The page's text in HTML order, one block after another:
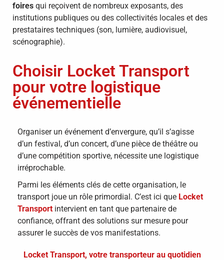
foires qui reçoivent de nombreux exposants, des
institutions publiques ou des collectivités locales et des
prestataires techniques (son, lumière, audiovisuel,
scénographie).
Choisir Locket Transport
pour votre logistique
événementielle
Organiser un événement d’envergure, qu’il s’agisse
d’un festival, d’un concert, d’une pièce de théâtre ou
d’une compétition sportive, nécessite une logistique
irréprochable.
Parmi les éléments clés de cette organisation, le
transport joue un rôle primordial. C’est ici que Locket
Transport intervient en tant que partenaire de
confiance, offrant des solutions sur mesure pour
assurer le succès de vos manifestations.
Locket Transport, votre transporteur au quotidien